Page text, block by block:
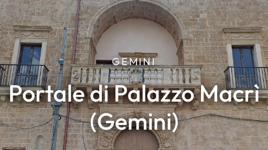
GEMINI
Portale di Palazzo Macrì
(Gemini)